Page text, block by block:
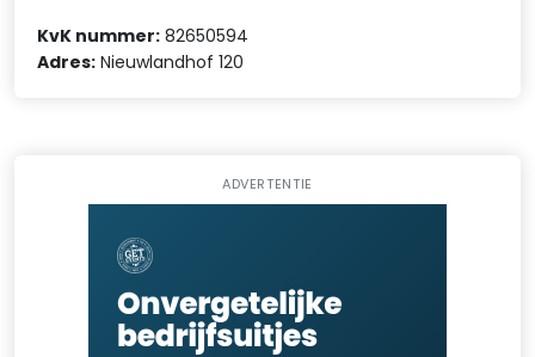
KvK nummer: 82650594
Adres: Nieuwlandhof 120
ADVERTENTIE